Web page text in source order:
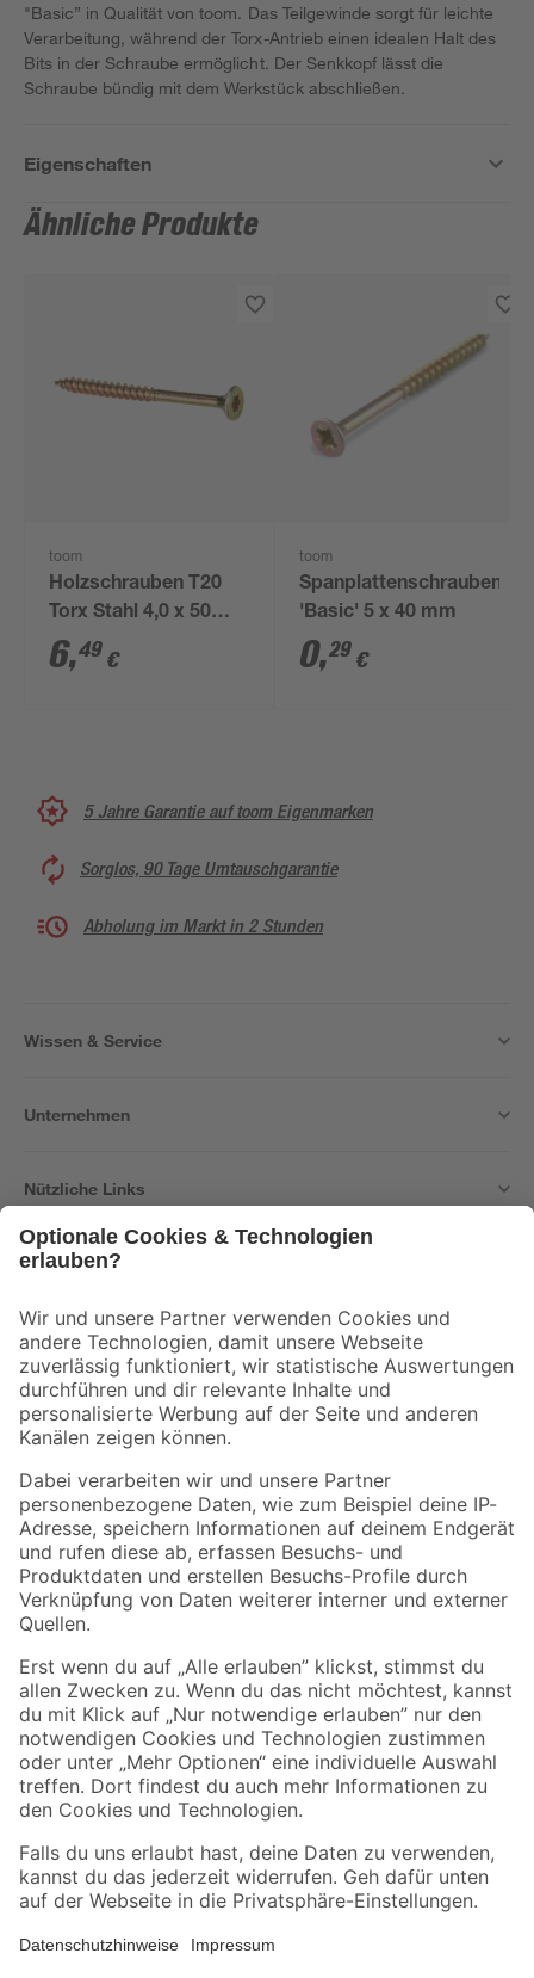
"Basic” in Qualität von toom. Das Teilgewinde sorgt für leichte
Verarbeitung, während der Torx-Antrieb einen idealen Halt des
Bits in der Schraube ermöglicht. Der Senkkopf lässt die
Schraube bündig mit dem Werkstück abschließen.
Eigenschaften
Ähnliche Produkte
toom
Holzschrauben T20
Torx Stahl 4,0 x 50
mm 50 Stück
6,49 €
toom
Spanplattenschrauben
'Basic' 5 x 40 mm
0,29 €
5 Jahre Garantie auf toom Eigenmarken
Sorglos, 90 Tage Umtauschgarantie
Abholung im Markt in 2 Stunden
Wissen & Service
Unternehmen
Nützliche Links
Der toom Newsletter: Keine Angebote und Aktionen mehr verpassen!
Zur Newsletter Anmeldung
Folge uns
Zahlungsarten Versandarten
Sicher einkaufen
Jetzt die toom-App herunterladen
Alle Preisangaben in EUR inkl. gesetzl. MwSt.. Die dargestellten Angebote sind unter
Umständen nicht in allen Märkten verfügbar. Die angegebenen Verfügbarkeiten beziehen
Produkte nur solange der Vorrat reicht.
*Paketversand ab 59 € versandkostenfrei, gilt nicht für Artikel mit Speditionsversand, hier